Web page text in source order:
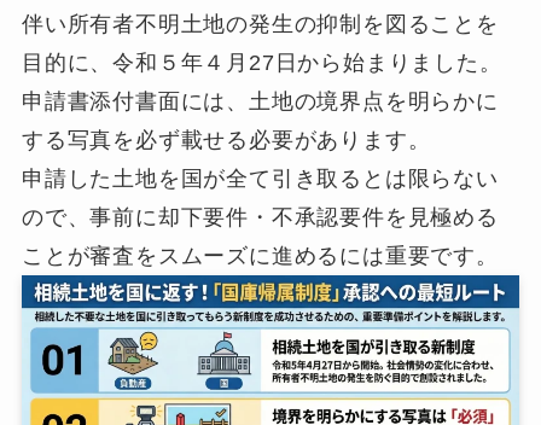
伴い所有者不明土地の発生の抑制を図ることを
目的に、令和５年４月27日から始まりました。
申請書添付書面には、土地の境界点を明らかに
する写真を必ず載せる必要があります。
申請した土地を国が全て引き取るとは限らない
ので、事前に却下要件・不承認要件を見極める
ことが審査をスムーズに進めるには重要です。